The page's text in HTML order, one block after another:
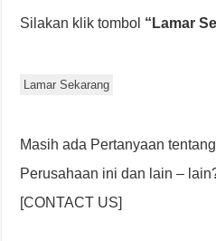
Silakan klik tombol “Lamar
Lamar Sekarang
Masih ada Pertanyaan
Perusahaan ini dan lain –
[CONTACT US]